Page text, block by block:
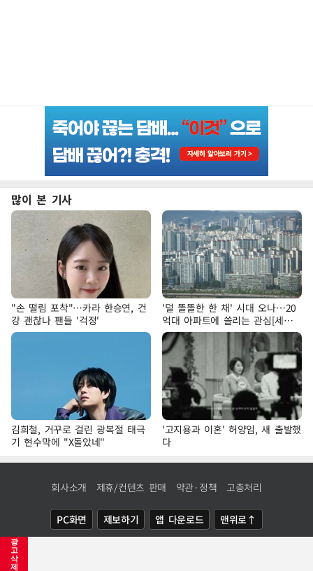
광
고
삭
제
많이 본 기사
"손 떨림 포착"…카라 한승연, 건
강 괜찮나 팬들 '걱정'
'덜 똘똘한 한 채' 시대 오나…20
억대 아파트에 쏠리는 관심[세제
개편, 그 이후②]
김희철, 거꾸로 걸린 광복절 태극
기 현수막에 "X돌았네"
'고지용과 이혼' 허양임, 새 출발했
다
회사소개 제휴/컨텐츠 판매 약관·정책 고충처리
PC화면 제보하기 앱 다운로드 맨위로↑